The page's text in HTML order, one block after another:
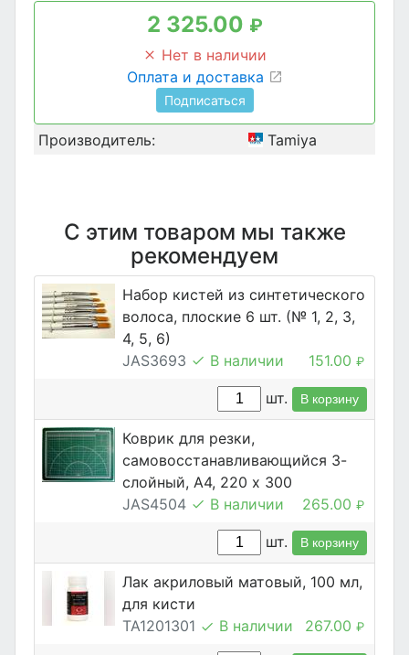
2 325.00 ₽
Нет в наличии
Оплата и доставка
Подписаться
Производитель: Tamiya
С этим товаром мы также
рекомендуем
Набор кистей из синтетического
волоса, плоские 6 шт. (№ 1, 2, 3,
4, 5, 6)
JAS3693
В наличии 151.00 ₽
шт. В корзину
Коврик для резки,
самовосстанавливающийся 3-
слойный, А4, 220 х 300
JAS4504
В наличии 265.00 ₽
шт. В корзину
Лак акриловый матовый, 100 мл,
для кисти
TA1201301
В наличии 267.00 ₽